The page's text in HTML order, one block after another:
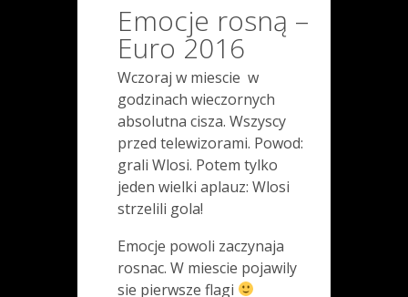
Emocje rosną –
Euro 2016
Wczoraj w miescie w
godzinach wieczornych
absolutna cisza. Wszyscy
przed telewizorami. Powod:
grali Wlosi. Potem tylko
jeden wielki aplauz: Wlosi
strzelili gola!
Emocje powoli zaczynaja
rosnac. W miescie pojawily
sie pierwsze flagi